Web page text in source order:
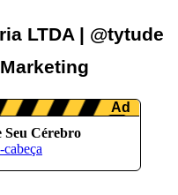
LTDA | @tytude